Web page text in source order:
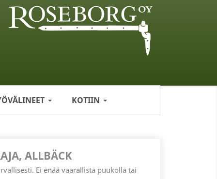
KOTIIN
ALLBÄCK
Ei enää vaarallista puukolla tai